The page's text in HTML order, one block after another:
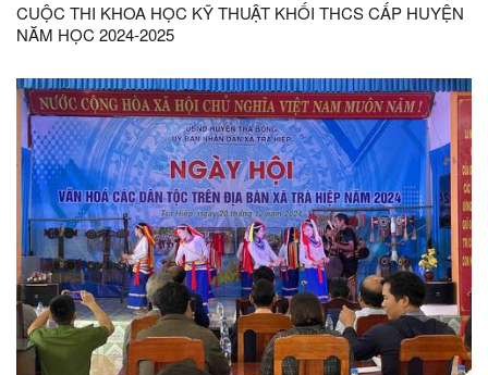
CUỘC THI KHOA HỌC KỸ THUẬT KHỐI THCS CẤP HUYỆN
NĂM HỌC 2024-2025